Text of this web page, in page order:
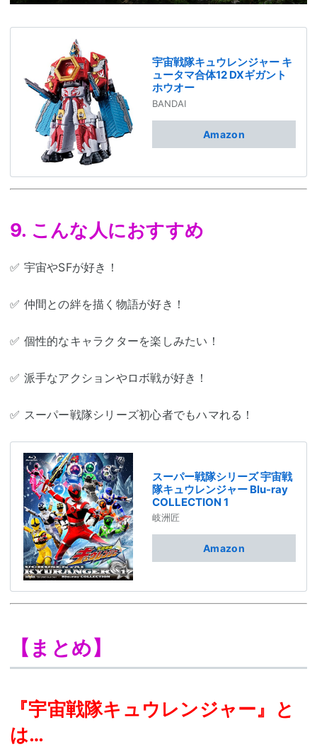
宇宙戦隊キュウレンジャー キ
ュータマ合体12 DXギガント
ホウオー
BANDAI
Amazon
9. こんな人におすすめ
✅ 宇宙やSFが好き！
✅ 仲間との絆を描く物語が好き！
✅ 個性的なキャラクターを楽しみたい！
✅ 派手なアクションやロボ戦が好き！
✅ スーパー戦隊シリーズ初心者でもハマれる！
スーパー戦隊シリーズ 宇宙戦
隊キュウレンジャー Blu-ray
COLLECTION 1
岐洲匠
Amazon
【まとめ】
『宇宙戦隊キュウレンジャー』と
は…